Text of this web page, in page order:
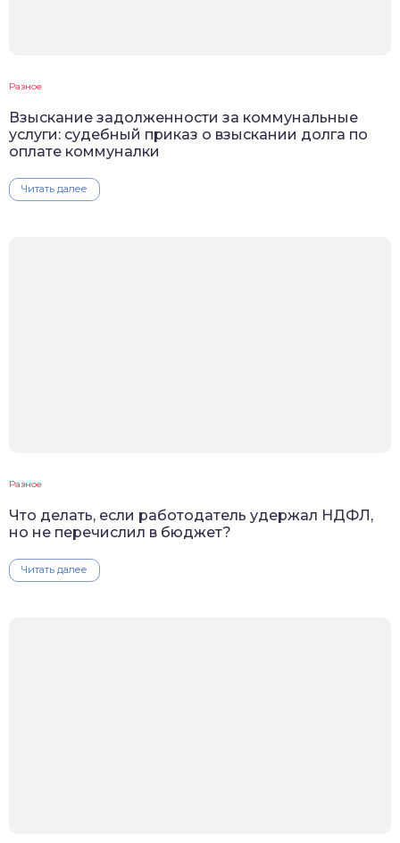
Разное
Взыскание задолженности за коммунальные
услуги: судебный приказ о взыскании долга по
оплате коммуналки
Читать далее
Разное
Что делать, если работодатель удержал НДФЛ,
но не перечислил в бюджет?
Читать далее